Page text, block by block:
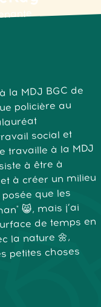
la MDJ BGC de
policière au
social et
travaille à la MDJ
à être à
à créer un milieu
que les
😸, mais j’ai
de temps en
la nature 🌼,
petites choses